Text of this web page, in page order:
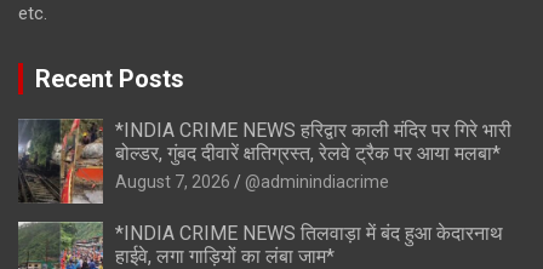
etc.
Recent Posts
*INDIA CRIME NEWS हरिद्वार काली मंदिर पर गिरे भारी
बोल्डर, गुंबद दीवारें क्षतिग्रस्त, रेलवे ट्रैक पर आया मलबा*
August 7, 2026 @adminindiacrime
*INDIA CRIME NEWS तिलवाड़ा में बंद हुआ केदारनाथ
हाईवे, लगा गाड़ियों का लंबा जाम*